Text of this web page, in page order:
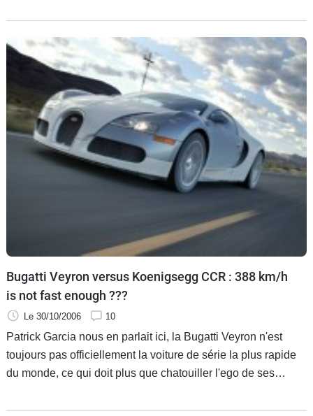
travers le monde. La
Bugatti Veyron versus Koenigsegg CCR : 388 km/h
is not fast enough ???
Le 30/10/2006 10
Patrick Garcia nous en parlait ici, la Bugatti Veyron n'est
toujours pas officiellement la voiture de série la plus rapide
du monde, ce qui doit plus que chatouiller l'ego de ses
!!!